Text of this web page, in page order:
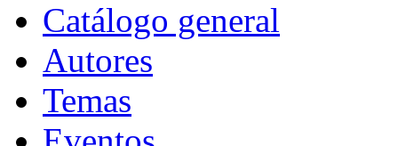
Catálogo general
Autores
Temas